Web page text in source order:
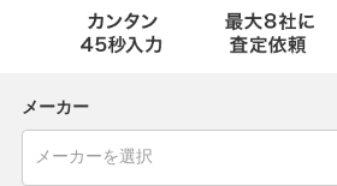
メーカー